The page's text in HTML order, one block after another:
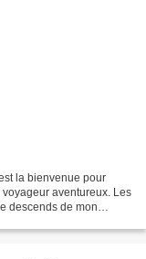
la bienvenue pour
aventureux. Les
descends de mon